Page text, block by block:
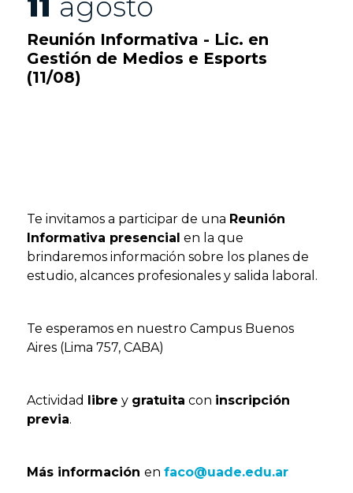
Reunión Informativa - Lic. en
Gestión de Medios e Esports
(11/08)
Te invitamos a participar de una Reunión
Informativa presencial en la que
brindaremos información sobre los planes de
estudio, alcances profesionales y salida laboral.
Te esperamos en nuestro Campus Buenos
Aires (Lima 757, CABA)
Actividad libre y gratuita con inscripción
previa.
Más informaciónenfaco@uade.edu.ar